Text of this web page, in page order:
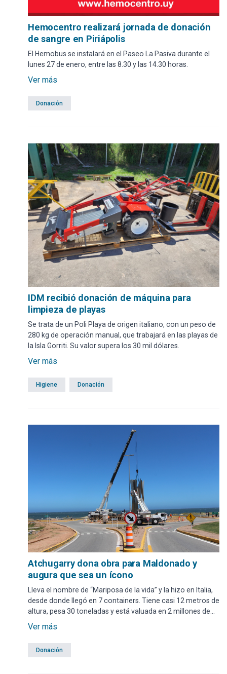
Hemocentro realizará jornada de donación
de sangre en Piriápolis
El Hemobus se instalará en el Paseo La Pasiva durante el
lunes 27 de enero, entre las 8.30 y las 14.30 horas.
Ver más
Donación
IDM recibió donación de máquina para
limpieza de playas
Se trata de un Poli Playa de origen italiano, con un peso de
280 kg de operación manual, que trabajará en las playas de
la Isla Gorriti. Su valor supera los 30 mil dólares.
Ver más
Higiene Donación
Atchugarry dona obra para Maldonado y
augura que sea un ícono
Lleva el nombre de “Mariposa de la vida” y la hizo en Italia,
desde donde llegó en 7 containers. Tiene casi 12 metros de
altura, pesa 30 toneladas y está valuada en 2 millones de
dólares.
Ver más
Donación